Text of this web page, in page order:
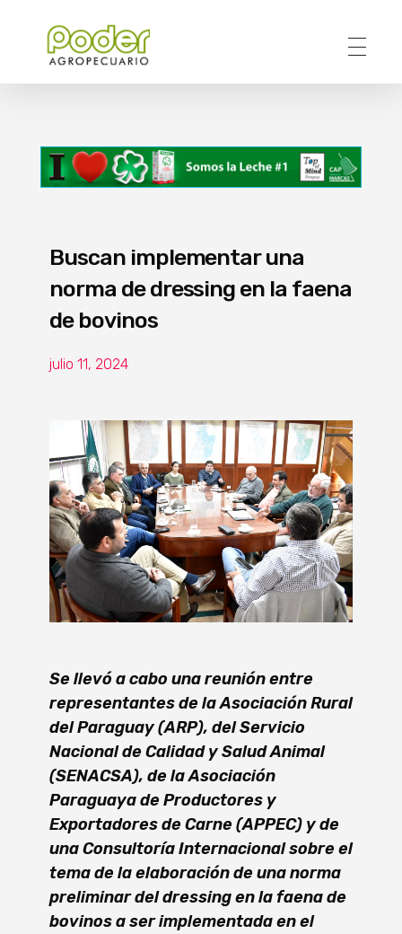
Buscan implementar una
norma de dressing en la faena
de bovinos
julio 11, 2024
Se llevó a cabo una reunión entre
representantes de la Asociación Rural
del Paraguay (ARP), del Servicio
Nacional de Calidad y Salud Animal
(SENACSA), de la Asociación
Paraguaya de Productores y
Exportadores de Carne (APPEC) y de
una Consultoría Internacional sobre el
tema de la elaboración de una norma
preliminar del dressing en la faena de
bovinos a ser implementada en el